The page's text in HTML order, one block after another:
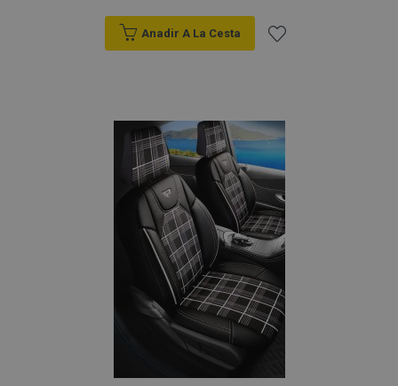
Anadir A La Cesta
Lista
de
Deseos